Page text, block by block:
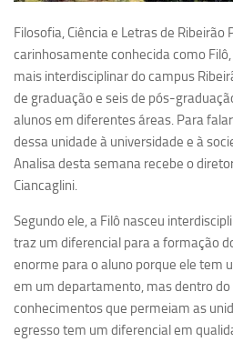
Grupos de Pesquisa
Criminologia Experimental
Direito e Tecnologia (Tech
Grupo de Pesquisa
Ano Sabático
Daniel Domingues dos
Programas Ano Sabático
Cíntia Rosa Pereira
Cristina Godoy
Filosofia, Ciência e Letras de Ribeirão
carinhosamente conhecida como
mais interdisciplinar do campus
de graduação e seis de pós-
alunos em diferentes áreas. Para
dessa unidade à universidade e à
Analisa desta semana recebe o
Ciancaglini.
Segundo ele, a Filô nasceu
traz um diferencial para a formação
enorme para o aluno porque ele tem
em um departamento, mas dentro
conhecimentos que permeiam as
egresso tem um diferencial em